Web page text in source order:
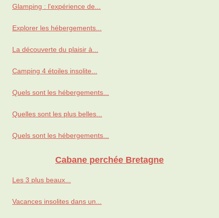
Glamping : l'expérience de...
Explorer les hébergements...
La découverte du plaisir à...
Camping 4 étoiles insolite...
Quels sont les hébergements...
Quelles sont les plus belles...
Quels sont les hébergements...
Cabane perchée Bretagne
Les 3 plus beaux...
Vacances insolites dans un...